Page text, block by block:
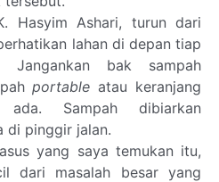
Hasyim Ashari, turun dari
lahan di depan tiap
Jangankan bak sampah
portableatau keranjang
Sampah dibiarkan
di pinggir jalan.
yang saya temukan itu,
dari masalah besar yang